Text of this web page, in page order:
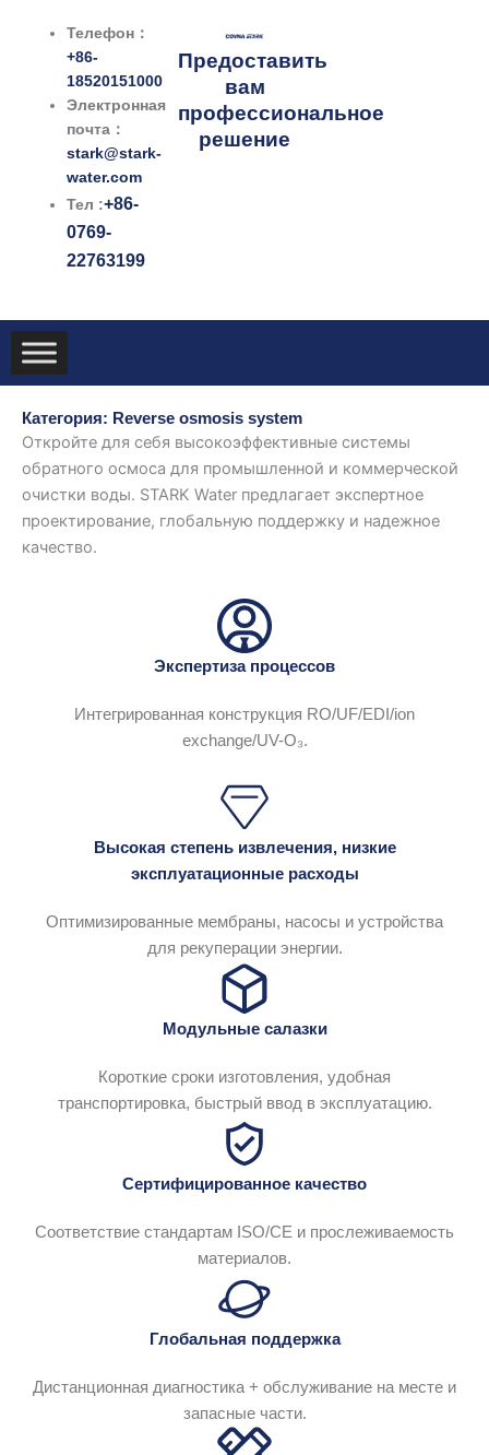
Телефон：
+86-
18520151000
Электронная
почта：
stark@stark-
water.com
Тел :+86-
0769-
22763199
Предоставить
вам
профессиональное
решение
Категория: Reverse osmosis system
Откройте для себя высокоэффективные системы
обратного осмоса для промышленной и коммерческой
очистки воды. STARK Water предлагает экспертное
проектирование, глобальную поддержку и надежное
качество.
Экспертиза процессов
Интегрированная конструкция RO/UF/EDI/ion
exchange/UV-O₃.
Высокая степень извлечения, низкие
эксплуатационные расходы
Оптимизированные мембраны, насосы и устройства
для рекуперации энергии.
Модульные салазки
Короткие сроки изготовления, удобная
транспортировка, быстрый ввод в эксплуатацию.
Сертифицированное качество
Соответствие стандартам ISO/CE и прослеживаемость
материалов.
Глобальная поддержка
Дистанционная диагностика + обслуживание на месте и
запасные части.